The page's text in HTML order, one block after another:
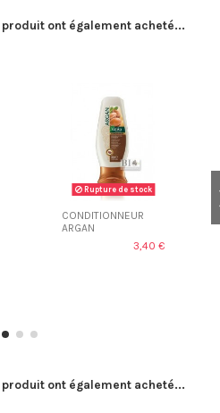
ont également acheté...
Rupture de stock
CONDITIONNEUR
ARGAN
3,40 €
ont également acheté...